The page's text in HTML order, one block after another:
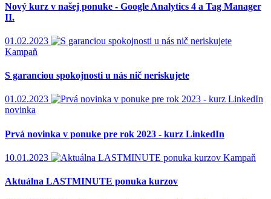
Nový kurz v našej ponuke - Google Analytics 4 a Tag Manager
II.
01.02.2023
Kampaň
S garanciou spokojnosti u nás nič neriskujete
01.02.2023
novinka
Prvá novinka v ponuke pre rok 2023 - kurz LinkedIn
10.01.2023 Kampaň
Aktuálna LASTMINUTE ponuka kurzov